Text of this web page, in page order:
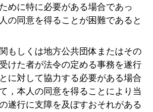
めに特に必要がある場合であっ
の同意を得ることが困難であると
もしくは地方公共団体またはその
けた者が法令の定める事務を遂行
に対して協力する必要がある場合
，本人の同意を得ることにより当
遂行に支障を及ぼすおそれがある